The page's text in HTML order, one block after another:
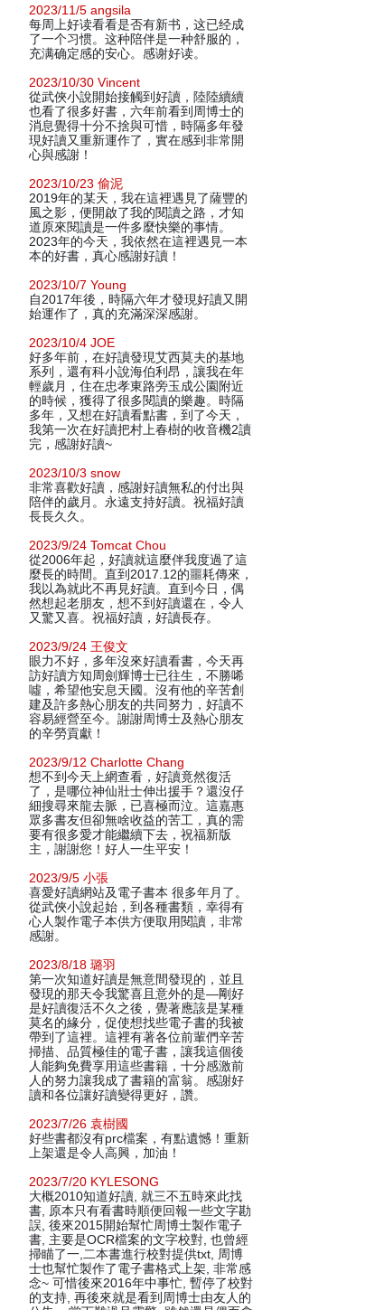
2023/11/5 angsila
每周上好读看看是否有新书，这已经成
了一个习惯。这种陪伴是一种舒服的，
充满确定感的安心。感谢好读。
2023/10/30 Vincent
從武俠小說開始接觸到好讀，陸陸續續
也看了很多好書，六年前看到周博士的
消息覺得十分不捨與可惜，時隔多年發
現好讀又重新運作了，實在感到非常開
心與感謝！
2023/10/23 偷泥
2019年的某天，我在這裡遇見了薩豐的
風之影，便開啟了我的閱讀之路，才知
道原來閱讀是一件多麼快樂的事情。
2023年的今天，我依然在這裡遇見一本
本的好書，真心感謝好讀！
2023/10/7 Young
自2017年後，時隔六年才發現好讀又開
始運作了，真的充滿深深感謝。
2023/10/4 JOE
好多年前，在好讀發現艾西莫夫的基地
系列，還有科小說海伯利昂，讓我在年
輕歲月，住在忠孝東路旁玉成公園附近
的時候，獲得了很多閱讀的樂趣。時隔
多年，又想在好讀看點書，到了今天，
我第一次在好讀把村上春樹的收音機2讀
完，感謝好讀~
2023/10/3 snow
非常喜歡好讀，感謝好讀無私的付出與
陪伴的歲月。永遠支持好讀。祝福好讀
長長久久。
2023/9/24 Tomcat Chou
從2006年起，好讀就這麼伴我度過了這
麼長的時間。直到2017.12的噩耗傳來，
我以為就此不再見好讀。直到今日，偶
然想起老朋友，想不到好讀還在，令人
又驚又喜。祝福好讀，好讀長存。
2023/9/24 王俊文
眼力不好，多年沒來好讀看書，今天再
訪好讀方知周劍輝博士已往生，不勝唏
噓，希望他安息天國。沒有他的辛苦創
建及許多熱心朋友的共同努力，好讀不
容易經營至今。謝謝周博士及熱心朋友
的辛勞貢獻！
2023/9/12 Charlotte Chang
想不到今天上網查看，好讀竟然復活
了，是哪位神仙壯士伸出援手？還沒仔
細搜尋來龍去脈，已喜極而泣。這嘉惠
眾多書友但卻無啥收益的苦工，真的需
要有很多愛才能繼續下去，祝福新版
主，謝謝您！好人一生平安！
2023/9/5 小張
喜愛好讀網站及電子書本 很多年月了。
從武俠小說起始，到各種書類，幸得有
心人製作電子本供方便取用閱讀，非常
感謝。
2023/8/18 璐羽
第一次知道好讀是無意間發現的，並且
發現的那天令我驚喜且意外的是—剛好
是好讀復活不久之後，覺著應該是某種
莫名的緣分，促使想找些電子書的我被
帶到了這裡。這裡有著各位前輩們辛苦
掃描、品質極佳的電子書，讓我這個後
人能夠免費享用這些書籍，十分感激前
人的努力讓我成了書籍的富翁。感謝好
讀和各位讓好讀變得更好，讚。
2023/7/26 袁樹國
好些書都沒有prc檔案，有點遺憾！重新
上架還是令人高興，加油！
2023/7/20 KYLESONG
大概2010知道好讀, 就三不五時來此找
書, 原本只有看書時順便回報一些文字勘
誤, 後來2015開始幫忙周博士製作電子
書, 主要是OCR檔案的文字校對, 也曾經
掃瞄了一,二本書進行校對提供txt, 周博
士也幫忙製作了電子書格式上架, 非常感
念~ 可惜後來2016年中事忙, 暫停了校對
的支持, 再後來就是看到周博士由友人的